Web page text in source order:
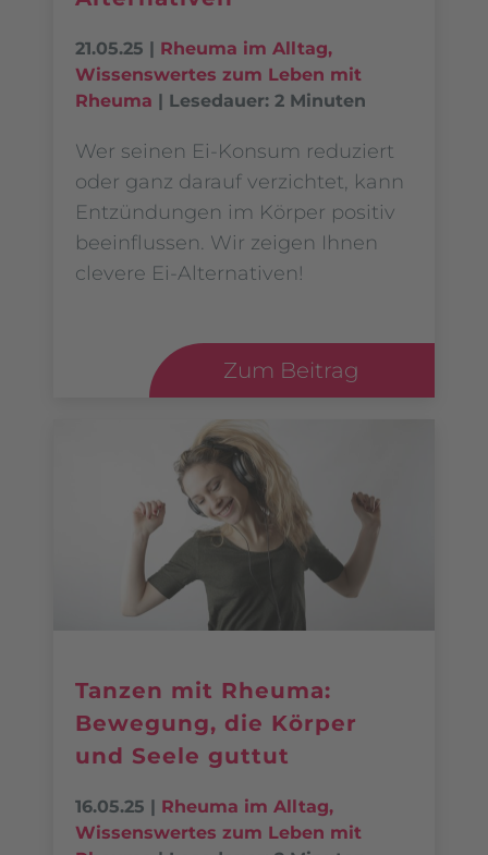
21.05.25 | Rheuma im Alltag,
Wissenswertes zum Leben mit
Rheuma | Lesedauer: 2 Minuten
Wer seinen Ei-Konsum reduziert
oder ganz darauf verzichtet, kann
Entzündungen im Körper positiv
beeinflussen. Wir zeigen Ihnen
clevere Ei-Alternativen!
Zum Beitrag
Tanzen mit Rheuma:
Bewegung, die Körper
und Seele guttut
16.05.25 Rheuma im Alltag,
Wissenswertes zum Leben mit